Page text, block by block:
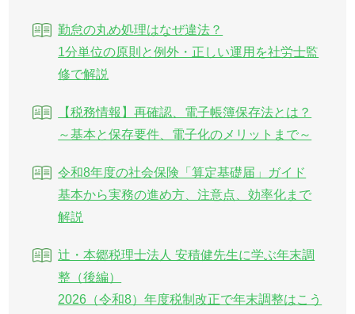
勤怠の丸め処理はなぜ違法？
1分単位の原則と例外・正しい運用を社労士監
修で解説
【税務情報】再確認、電子帳簿保存法とは？
～基本と保存要件、電子化のメリットまで～
令和8年度の社会保険「算定基礎届」ガイド
基本から実務の進め方、注意点、効率化まで
解説
辻・本郷税理士法人 安積健先生に学ぶ年末調
整（後編）
2026（令和8）年度税制改正で年末調整はこう